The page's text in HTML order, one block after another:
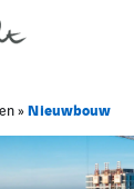
»Nieuwbouw